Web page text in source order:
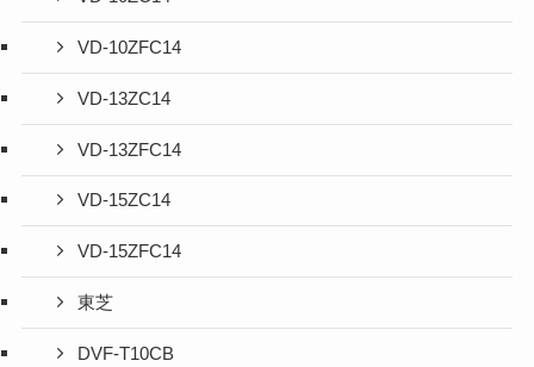
VD-10ZFC14
VD-13ZC14
VD-13ZFC14
VD-15ZC14
VD-15ZFC14
東芝
DVF-T10CB